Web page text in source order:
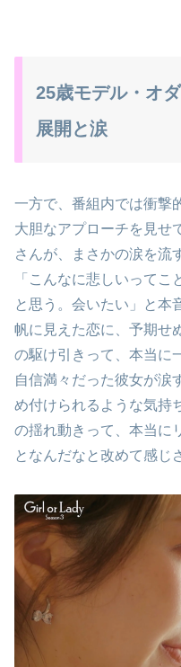
25歳モデル・オ
展開と涙
一方で、番組内では衝撃
大胆なアプローチを見せ
さんが、まさかの涙を流
「こんなに悲しいって
と思う。会いたい」と本
帆に見えた恋に、予期せ
の駆け引きって、本当に
自信満々だった彼女が涙
め付けられるような気持
の揺れ動きって、本当に
となんだなと改めて感じ